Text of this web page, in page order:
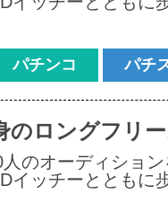
パチンコ パチ
のロングフリ
のオーディショ
イッチーとともに